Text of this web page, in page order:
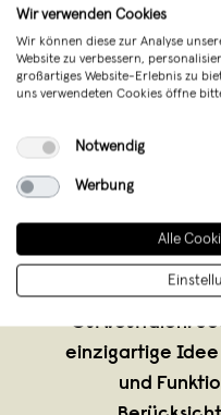
weld & co
weld & co
Ostwestfalen.
einzigartige Idee
und
Wir verwenden Cookies
Wir können diese zur Analyse
Website zu verbessern,
großartiges Website-Erlebnis zu
uns verwendeten Cookies öffne
Notwendig
Werbung
Alle